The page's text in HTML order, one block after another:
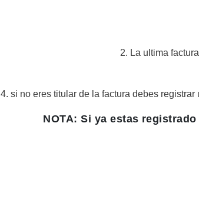
2. La ultima
4. si no eres titular de la factura debes
NOTA: Si ya estas